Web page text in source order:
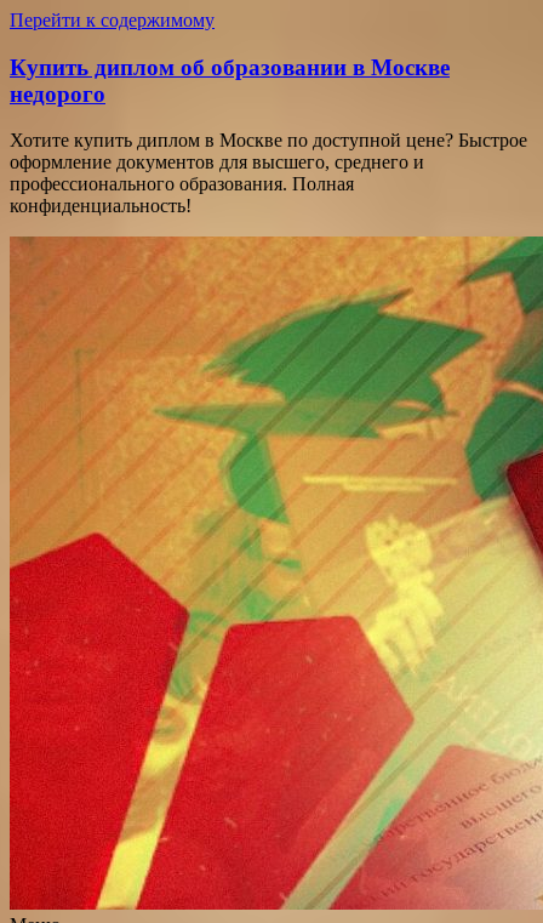
Перейти к содержимому
Купить диплом об образовании в Москве
недорого
Хотите купить диплом в Москве по доступной цене? Быстрое
оформление документов для высшего, среднего и
профессионального образования. Полная
конфиденциальность!